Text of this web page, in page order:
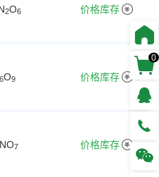
2O6 价格库存
6O9 价格库存
NO7 价格库存
0